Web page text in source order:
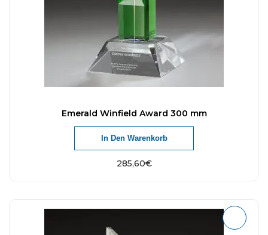
Emerald Winfield Award 300 mm
285,60€
In Den Warenkorb